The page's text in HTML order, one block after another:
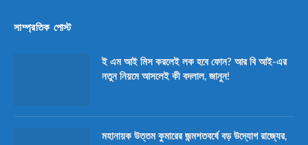
সাম্প্রতিক পোস্ট
ই এম আই মিস করলেই লক হবে ফোন? আর বি আই-এর
নতুন নিয়মে আসলেই কী বদলাল, জানুন!
মহানায়ক উত্তম কুমারের জন্মশতবর্ষে বড় উদ্যোগ রাজ্যের,